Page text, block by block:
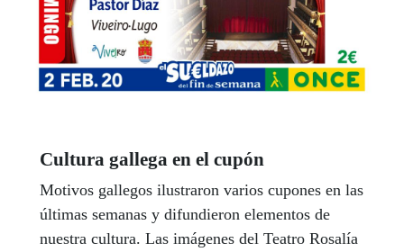
Cultura gallega en el cupón
Motivos gallegos ilustraron varios cupones en las
últimas semanas y difundieron elementos de
nuestra cultura. Las imágenes del Teatro Rosalía